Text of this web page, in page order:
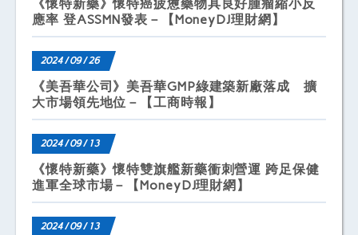
《懷特新藥》懷特癌疲憊藥物具良好腫瘤縮小反
應率 登ASSMN發表－【MoneyDJ理財網】
2024 / 09 / 26
《美吾華公司》美吾華GMP綠建築新廠落成 擴
大市場領先地位－【工商時報】
2024 / 09 / 13
《懷特新藥》懷特雙旗艦新藥衝刺營運 跨足保健
進軍全球市場－【MoneyDJ理財網】
2024 / 09 / 13